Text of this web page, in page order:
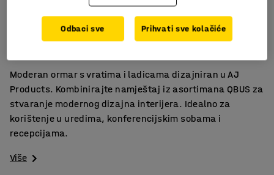
Praktično korištenje
Skriveno spremanje
Moderan ormar s vratima i ladicama dizajniran u AJ
Products. Kombinirajte namještaj iz asortimana QBUS za
stvaranje modernog dizajna interijera. Idealno za
korištenje u uredima, konferencijskim sobama i
recepcijama.
Više
Odbaci sve Prihvati sve kolačiće